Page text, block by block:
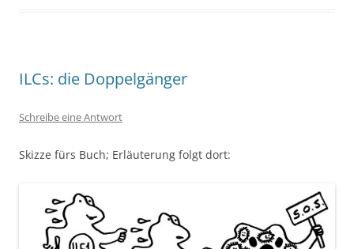
ILCs: die Doppelgänger
Schreibe eine Antwort
Skizze fürs Buch; Erläuterung folgt dort: